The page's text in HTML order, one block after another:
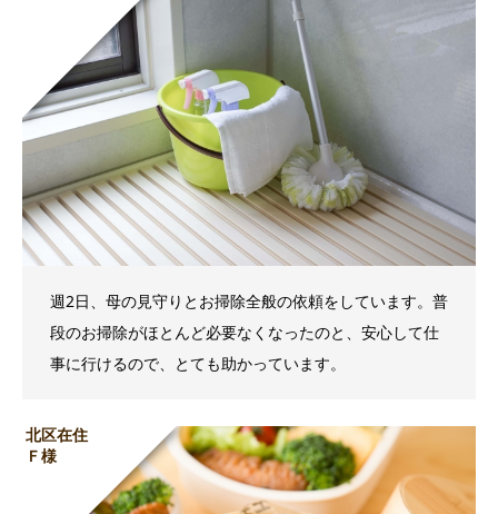
週2日、母の見守りとお掃除全般の依頼をしています。普
段のお掃除がほとんど必要なくなったのと、安心して仕
事に行けるので、とても助かっています。
北区在住
Ｆ様